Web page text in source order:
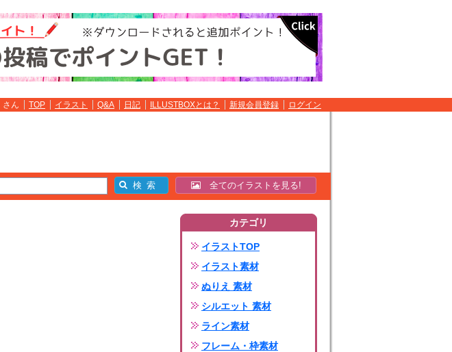
さん TOP イラスト Q&A 日記 ILLUSTBOXとは？ 新規会員登録 ログイン
全てのイラストを見る!
カテゴリ
イラストTOP
イラスト素材
ぬりえ 素材
シルエット 素材
ライン素材
フレーム・枠素材